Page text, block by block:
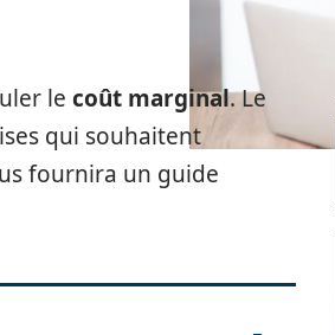
le coût marginal. Le
qui souhaitent
fournira un guide